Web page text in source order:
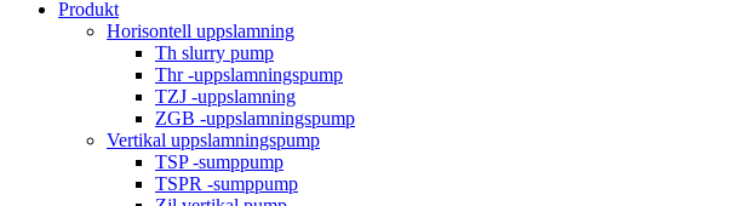
Produkt
Horisontell uppslamning
Th slurry pump
Thr -uppslamningspump
TZJ -uppslamning
ZGB -uppslamningspump
Vertikal uppslamningspump
TSP -sumppump
TSPR -sumppump